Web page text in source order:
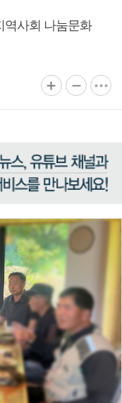
사회 나눔문화